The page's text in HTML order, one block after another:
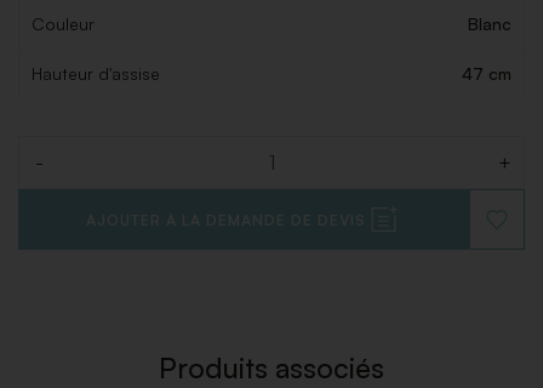
Couleur Blanc
Hauteur d'assise 47 cm
- +
AJOUTER À LA DEMANDE DE DEVIS
À
Produits associés